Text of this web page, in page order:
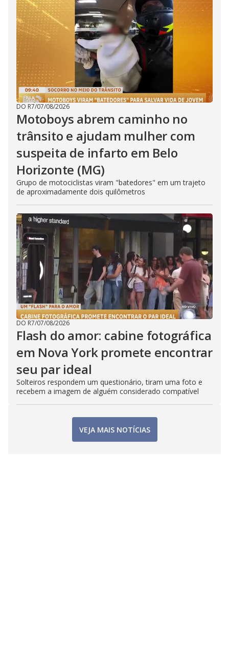
DO R7/07/08/2026
Motoboys abrem caminho no
trânsito e ajudam mulher com
suspeita de infarto em Belo
Horizonte (MG)
Grupo de motociclistas viram "batedores" em um trajeto
de aproximadamente dois quilômetros
DO R7/07/08/2026
Flash do amor: cabine fotográfica
em Nova York promete encontrar
seu par ideal
Solteiros respondem um questionário, tiram uma foto e
recebem a imagem de alguém considerado compatível
VEJA MAIS NOTÍCIAS